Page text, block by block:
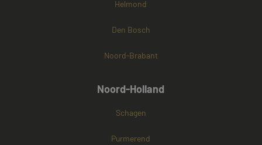
Helmond
Den Bosch
Noord-Brabant
Noord-Holland
Schagen
Purmerend